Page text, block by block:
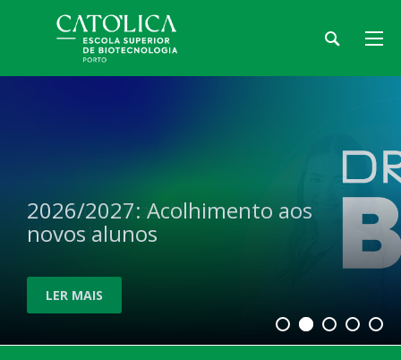
Candidaturas Abertas -
Licenciaturas
LER MAIS
2026/2027: Acolhimento aos
novos alunos
LER MAIS